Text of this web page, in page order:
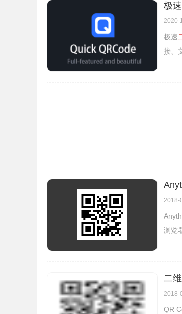
3、插件安装后会出现在 右上
4、在需要转换二维码分享的网页上
极速
2020-
极速
接、
2018-
浏览
二
2018-
QR